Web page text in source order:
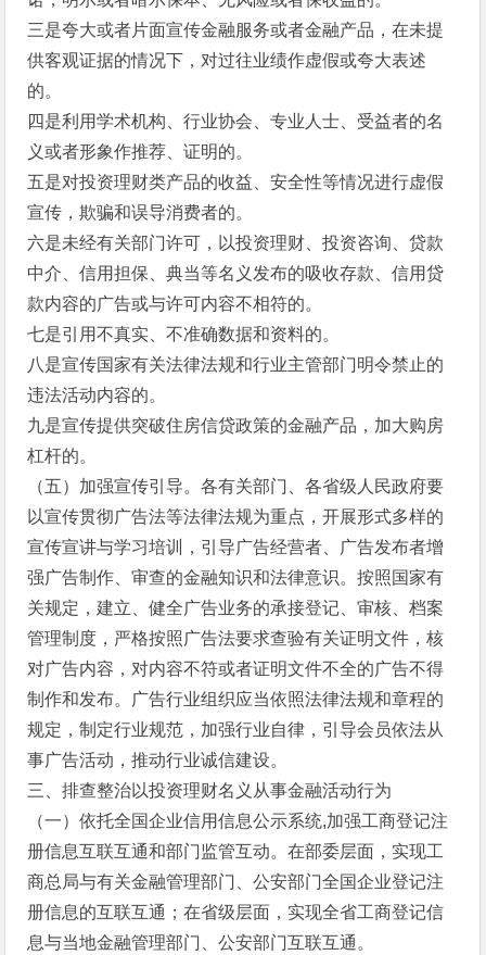
三是夸大或者片面宣传金融服务或者金融产品，在未提
供客观证据的情况下，对过往业绩作虚假或夸大表述
的。
四是利用学术机构、行业协会、专业人士、受益者的名
义或者形象作推荐、证明的。
五是对投资理财类产品的收益、安全性等情况进行虚假
宣传，欺骗和误导消费者的。
六是未经有关部门许可，以投资理财、投资咨询、贷款
中介、信用担保、典当等名义发布的吸收存款、信用贷
款内容的广告或与许可内容不相符的。
七是引用不真实、不准确数据和资料的。
八是宣传国家有关法律法规和行业主管部门明令禁止的
违法活动内容的。
九是宣传提供突破住房信贷政策的金融产品，加大购房
杠杆的。
（五）加强宣传引导。各有关部门、各省级人民政府要
以宣传贯彻广告法等法律法规为重点，开展形式多样的
宣传宣讲与学习培训，引导广告经营者、广告发布者增
强广告制作、审查的金融知识和法律意识。按照国家有
关规定，建立、健全广告业务的承接登记、审核、档案
管理制度，严格按照广告法要求查验有关证明文件，核
对广告内容，对内容不符或者证明文件不全的广告不得
制作和发布。广告行业组织应当依照法律法规和章程的
规定，制定行业规范，加强行业自律，引导会员依法从
事广告活动，推动行业诚信建设。
三、排查整治以投资理财名义从事金融活动行为
（一）依托全国企业信用信息公示系统,加强工商登记注
册信息互联互通和部门监管互动。在部委层面，实现工
商总局与有关金融管理部门、公安部门全国企业登记注
册信息的互联互通；在省级层面，实现全省工商登记信
息与当地金融管理部门、公安部门互联互通。